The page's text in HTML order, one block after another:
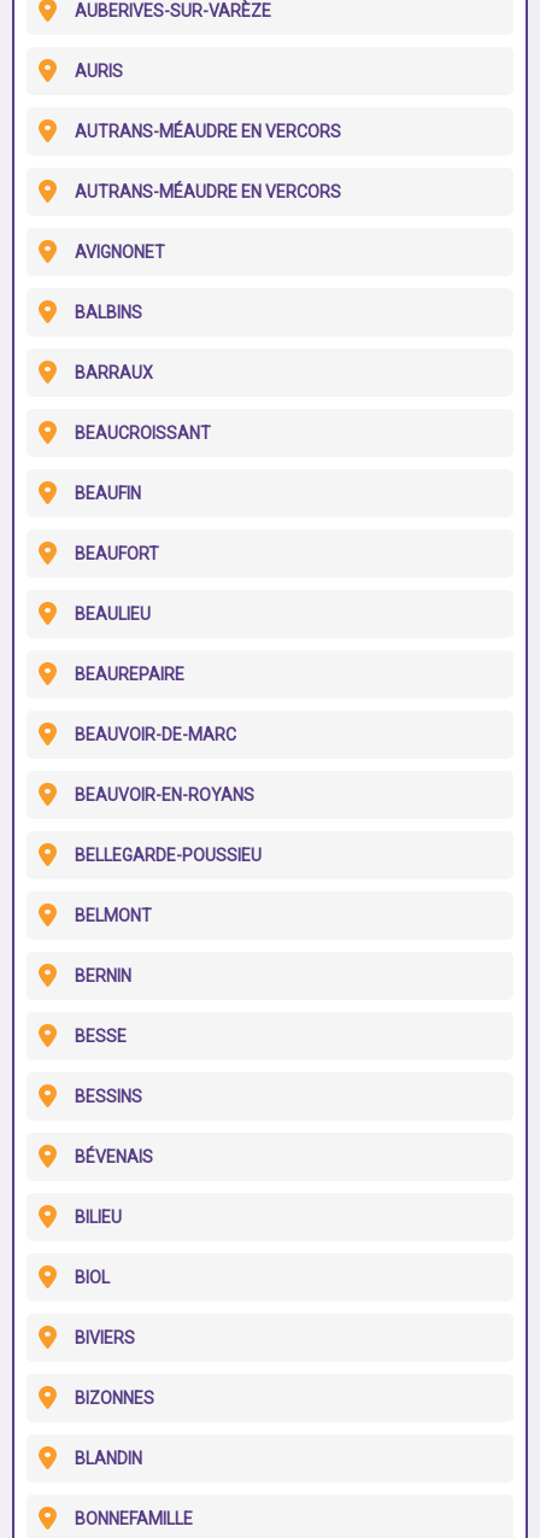
AUBERIVES-SUR-VARÈZE
AURIS
AUTRANS-MÉAUDRE EN VERCORS
AUTRANS-MÉAUDRE EN VERCORS
AVIGNONET
BALBINS
BARRAUX
BEAUCROISSANT
BEAUFIN
BEAUFORT
BEAULIEU
BEAUREPAIRE
BEAUVOIR-DE-MARC
BEAUVOIR-EN-ROYANS
BELLEGARDE-POUSSIEU
BELMONT
BERNIN
BESSE
BESSINS
BÉVENAIS
BILIEU
BIOL
BIVIERS
BIZONNES
BLANDIN
BONNEFAMILLE